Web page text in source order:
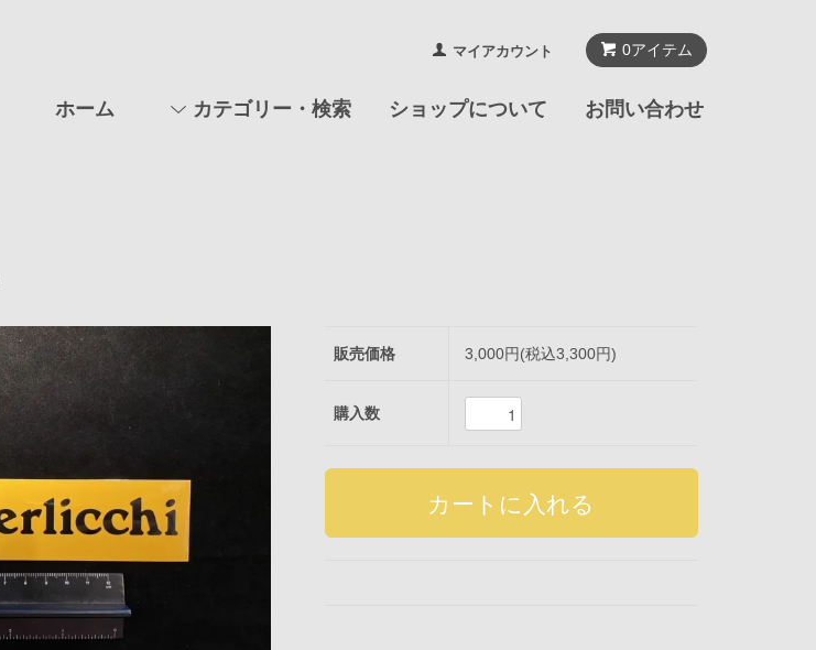
0アイテム
マイアカウント
ホーム カテゴリー・検索 ショップについて お問い合わせ
販売価格 3,000円(税込3,300円)
購入数